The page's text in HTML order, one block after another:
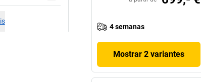
4 semanas
Mostrar 2 variantes